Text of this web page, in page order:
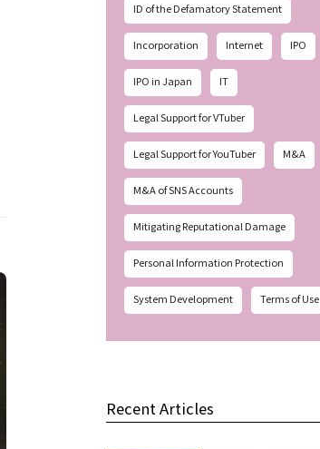
ID of the Defamatory Statement
Incorporation Internet IPO
IPO in Japan IT
Legal Support for VTuber
Legal Support for YouTuber M&A
M&A of SNS Accounts
Mitigating Reputational Damage
Personal Information Protection
System Development Terms of Use
Recent Articles